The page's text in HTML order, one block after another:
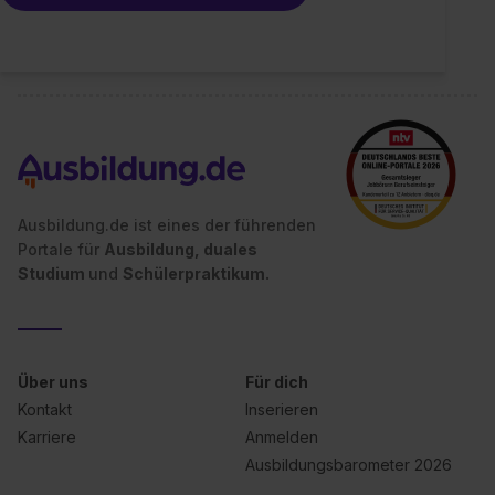
bestimmte Verwendungszwecke zulassen, triff deine
Auswahl über die Checkboxen und klick auf „Auswahl
erlauben“. Die Einwilligung zur Platzierung von Cookies
der Kategorien „Präferenzen“, „Statistiken“ und „Social
Media und Marketing“ umfasst hierbei die Einwilligung
zur Übermittlung deiner Daten in die USA (Art. 49 Abs. 1
Wirkung für die Zukunft ganz oder teilweise über unsere
zeigen“. Weitere Informationen:Datenschutzerklärung
Ausbildung.de ist eines der führenden
Portale für Ausbildung, duales
Studium und Schülerpraktikum.
Über uns
Kontakt
Karriere
Für dich
Inserieren
Anmelden
Ausbildungsbarometer 2026